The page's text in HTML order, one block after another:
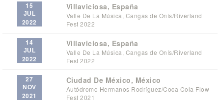
15
JUL
2022
Villaviciosa, España
Valle De La Música, Cangas de Onís/Riverland
Fest 2022
14
JUL
2022
Villaviciosa, España
Valle De La Música, Cangas de Onís/Riverland
Fest 2022
27
NOV
2021
Ciudad De México, México
Autódromo Hermanos Rodríguez/Coca Cola Flow
Fest 2021